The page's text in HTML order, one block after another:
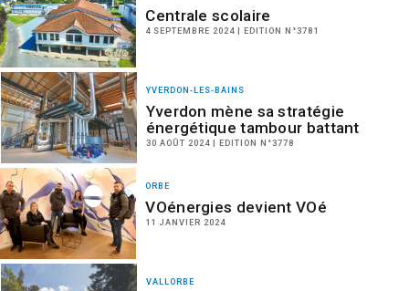
Centrale scolaire
4 SEPTEMBRE 2024 | EDITION N°3781
YVERDON-LES-BAINS
Yverdon mène sa stratégie
énergétique tambour battant
30 AOÛT 2024 | EDITION N°3778
ORBE
VOénergies devient VOé
11 JANVIER 2024
VALLORBE